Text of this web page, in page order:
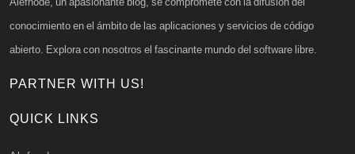
conocimiento en el ámbito de las aplicaciones y servicios de código
abierto. Explora con nosotros el fascinante mundo del software libre.
PARTNER WITH US!
QUICK LINKS